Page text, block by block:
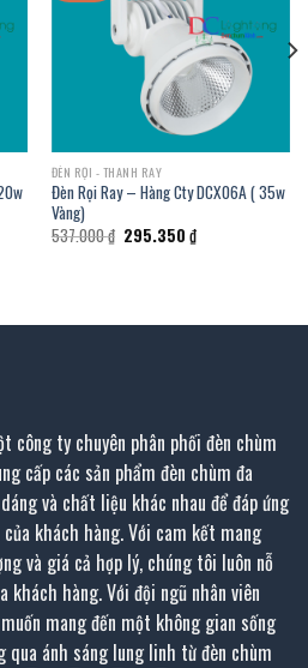
ĐÈN RỌI - THANH RAY
Đèn Rọi Ray – Hàng Cty DCX06A ( 35w
Vàng)
537.000₫ Giá
gốc
295.350 ₫Giá
hiện
công ty chuyên phân phối đèn chùm
cấp các sản phẩm đèn chùm đa
và chất liệu khác nhau để đáp ứng
khách hàng. Với cam kết mang
và giá cả hợp lý, chúng tôi luôn nỗ
khách hàng. Với đội ngũ nhân viên
mang đến một không gian sống
qua ánh sáng lung linh từ đèn chùm